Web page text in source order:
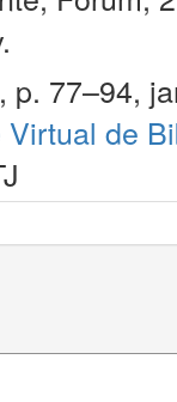
77–94,
Virtual de